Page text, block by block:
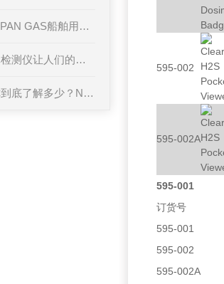
595-002
595-002A
595-001
订货号
595-001
595-002
595-002A
CALGAZ SPAN GAS船舶用样气选购目录
四合一气体检测仪让人们的工作和生活安全得到了预防和保障
关于口罩你到底了解多少？N95与KN95口罩